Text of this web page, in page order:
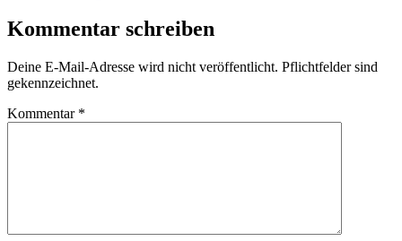
Kommentar schreiben
Deine E-Mail-Adresse wird nicht veröffentlicht. Pflichtfelder sind
gekennzeichnet.
Kommentar *